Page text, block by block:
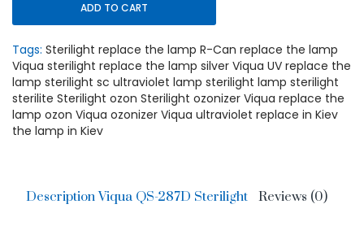
ADD TO CART
Tags: Sterilight replace the lamp R-Can replace the lamp
Viqua sterilight replace the lamp silver Viqua UV replace the
lamp sterilight sc ultraviolet lamp sterilight lamp sterilight
sterilite Sterilight ozon Sterilight ozonizer Viqua replace the
lamp ozon Viqua ozonizer Viqua ultraviolet replace in Kiev
the lamp in Kiev
Description Viqua QS-287D Sterilight Reviews (0)